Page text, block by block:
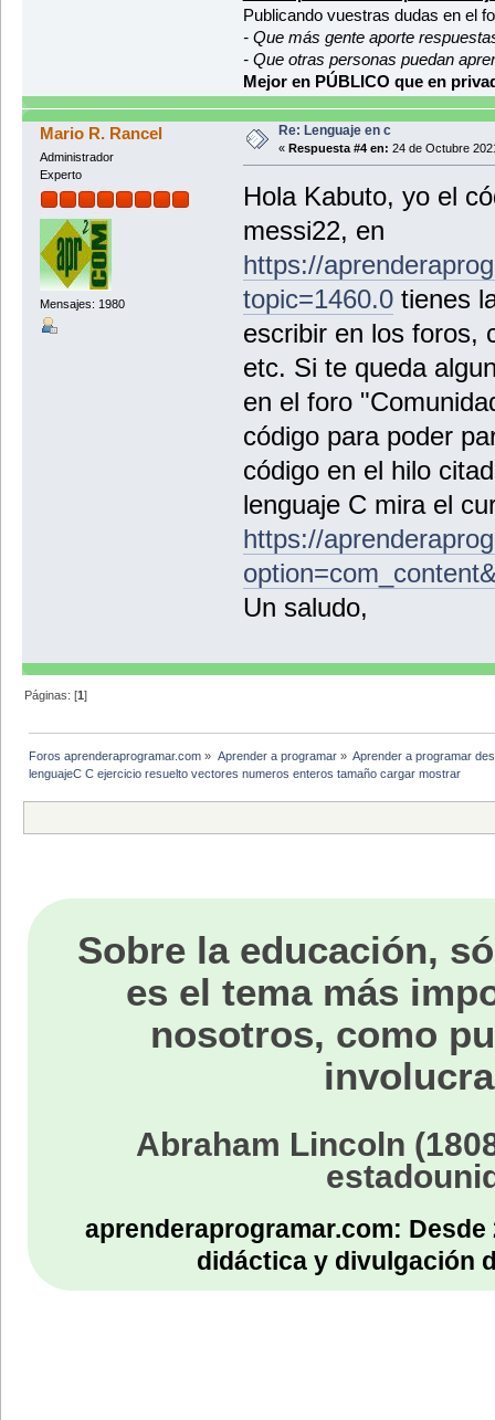
printf("%d ", vector1[i]);
}
printf("\nVector 2:\n");
for (int i = 0; i < longitud;
printf("%d ", vector2[i]);
return 0;
int generaImpar5_15() {
int impar;
do {
impar = 5 + (rand() % 11);
} while (impar % 2 == 0); //Si
return impar;
int imparNo5;
do {
} while(imparNo5 % 2 == 0 ||
return imparNo5;
Publicando vuestras dudas en el
- Que más gente aporte
- Que otras personas puedan
Mejor en PÚBLICO que en
Mario R. Rancel
Administrador
Experto
Mensajes: 1980
Re: Lenguaje en c
« Respuesta #4 en: 24 de Octubre
Hola Kabuto, yo el
messi22, en
https://
topic=1460.0tienes
escribir en los foros,
etc. Si te queda
en el foro
código para poder
código en el hilo
lenguaje C mira el
https://
Un saludo,
Páginas: [1]
Foros aprenderaprogramar.com » Aprender a programar» Aprender a programar
lenguajeC C ejercicio resuelto vectores numeros enteros tamaño cargar mostrar
Sobre la educación,
es el tema más
nosotros, como
Abraham Lincoln
aprenderaprogramar.com:
didáctica y divulgación